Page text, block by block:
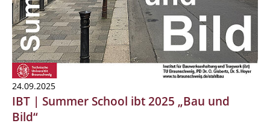
24.09.2025
IBT | Summer School ibt 2025 „Bau und
Bild“